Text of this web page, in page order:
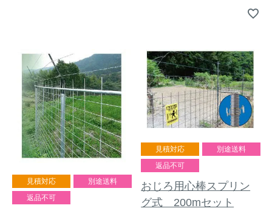
見積対応
別途送料
返品不可
見積対応
別途送料
返品不可
おじろ用心棒スプリン
グ式 200mセット